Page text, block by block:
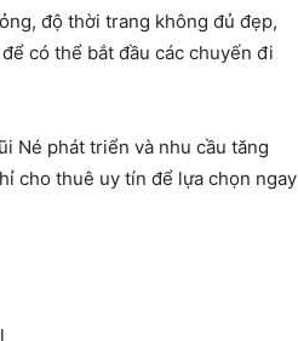
độ thời trang không đủ đẹp,
có thể bắt đầu các chuyến đi
Né phát triển và nhu cầu tăng
cho thuê uy tín để lựa chọn ngay